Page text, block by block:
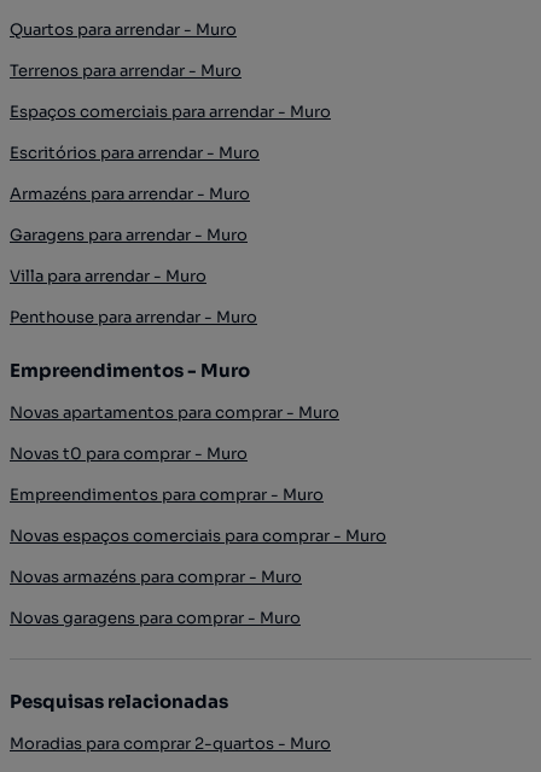
Quartos para arrendar - Muro
Terrenos para arrendar - Muro
Espaços comerciais para arrendar - Muro
Escritórios para arrendar - Muro
Armazéns para arrendar - Muro
Garagens para arrendar - Muro
Villa para arrendar - Muro
Penthouse para arrendar - Muro
Empreendimentos - Muro
Novas apartamentos para comprar - Muro
Novas t0 para comprar - Muro
Empreendimentos para comprar - Muro
Novas espaços comerciais para comprar - Muro
Novas armazéns para comprar - Muro
Novas garagens para comprar - Muro
Pesquisas relacionadas
Moradias para comprar 2-quartos - Muro